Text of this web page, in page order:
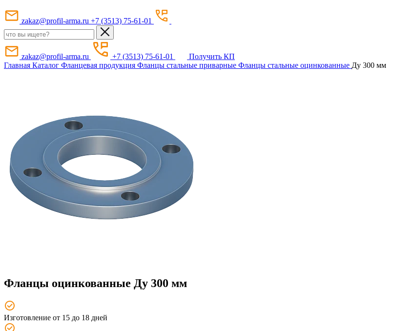
zakaz@profil-arma.ru +7 (3513) 75-61-01
zakaz@profil-arma.ru +7 (3513) 75-61-01
Получить КП
Главная Каталог Фланцевая продукция Фланцы стальные приварные Фланцы стальные оцинкованные Ду 300 мм
Фланцы оцинкованные Ду 300 мм
Изготовление от 15 до 18 дней